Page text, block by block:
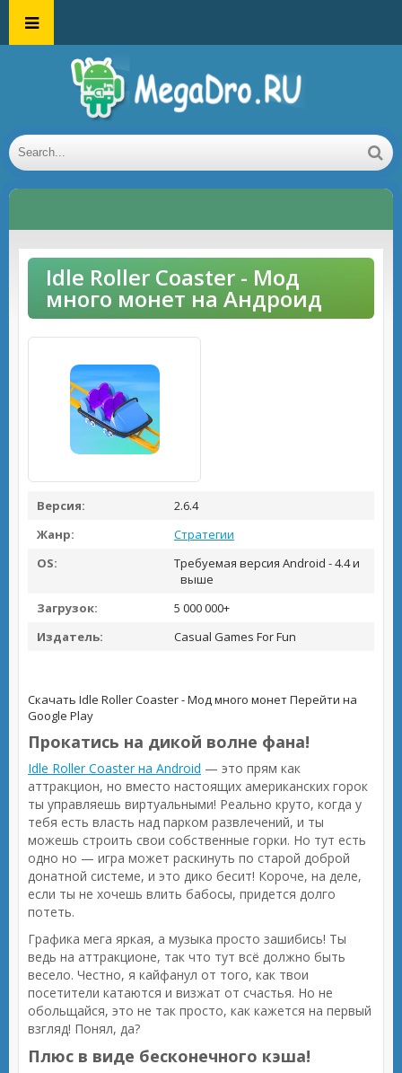
Idle Roller Coaster - Мод
много монет на Андроид
Версия:
2.6.4
Жанр:
Стратегии
OS:
Требуемая версия Android - 4.4 и
выше
Загрузок:
5 000 000+
Издатель:
Casual Games For Fun
Скачать Idle Roller Coaster - Мод много монетПерейти на
Google Play
Прокатись на дикой волне фана!
Idle Roller Coaster на Android — это прям как
аттракцион, но вместо настоящих американских горок
ты управляешь виртуальными! Реально круто, когда у
тебя есть власть над парком развлечений, и ты
можешь строить свои собственные горки. Но тут есть
одно но — игра может раскинуть по старой доброй
донатной системе, и это дико бесит! Короче, на деле,
если ты не хочешь влить бабосы, придется долго
потеть.
Графика мега яркая, а музыка просто зашибись! Ты
ведь на аттракционе, так что тут всё должно быть
весело. Честно, я кайфанул от того, как твои
посетители катаются и визжат от счастья. Но не
обольщайся, это не так просто, как кажется на первый
взгляд! Понял, да?
Плюс в виде бесконечного кэша!